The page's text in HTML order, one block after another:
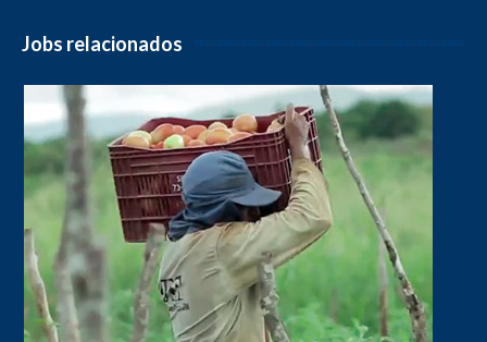
Jobs relacionados